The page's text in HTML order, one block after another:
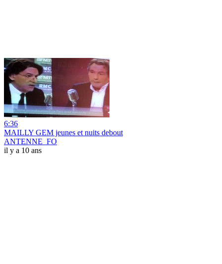
6:36
MAILLY GEM jeunes et nuits debout
ANTENNE_FO
il y a 10 ans